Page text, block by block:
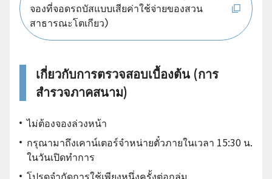
จองที่จอดรถบัสแบบเสียค่าใช้จ่ายของสวน
สาธารณะโตเกียว)
เกี่ยวกับการตรวจสอบเบื้องต้น (การ
สำรวจภาคสนาม)
ไม่ต้องจองล่วงหน้า
กรุณามาถึงเคาน์เตอร์จำหน่ายตั๋วภายในเวลา 15:30 น.
ในวันเปิดทำการ
โปรดจำกัดการใช้เพียงหนึ่งครั้งต่อกลุ่ม